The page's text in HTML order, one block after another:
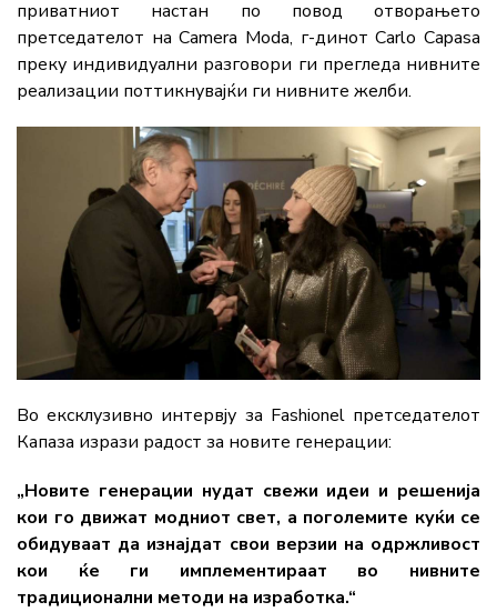
приватниот настан по повод отворањето
претседателот на Camera Moda, г-динот Carlo Capasa
преку индивидуални разговори ги прегледа нивните
реализации поттикнувајќи ги нивните желби.
Во ексклузивно интервју за Fashionel претседателот
Капаза изрази радост за новите генерации:
„Новите генерации нудат свежи идеи и решенија
кои го движат модниот свет, а поголемите куќи се
обидуваат да изнајдат свои верзии на одржливост
кои ќе ги имплементираат во нивните
традиционални методи на изработка.“